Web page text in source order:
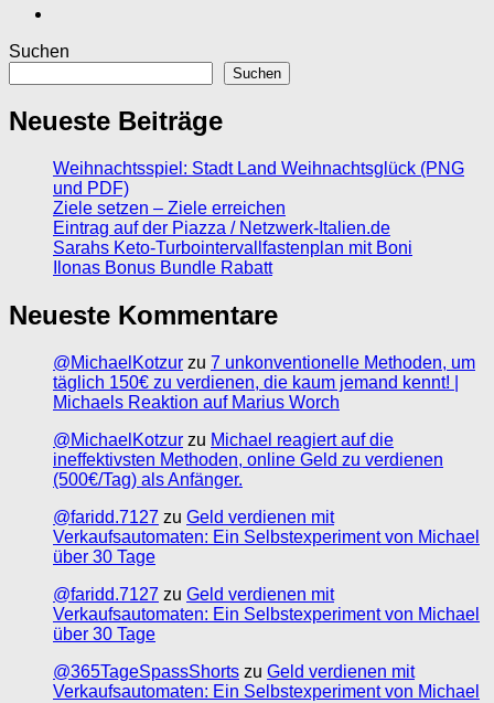
Suchen
Suchen
Neueste Beiträge
Weihnachtsspiel: Stadt Land Weihnachtsglück (PNG
und PDF)
Ziele setzen – Ziele erreichen
Eintrag auf der Piazza / Netzwerk-Italien.de
Sarahs Keto-Turbointervallfastenplan mit Boni
Ilonas Bonus Bundle Rabatt
Neueste Kommentare
@MichaelKotzur zu 7 unkonventionelle Methoden, um
täglich 150€ zu verdienen, die kaum jemand kennt! |
Michaels Reaktion auf Marius Worch
@MichaelKotzur zu Michael reagiert auf die
ineffektivsten Methoden, online Geld zu verdienen
(500€/Tag) als Anfänger.
@faridd.7127 zu Geld verdienen mit
Verkaufsautomaten: Ein Selbstexperiment von Michael
über 30 Tage
@faridd.7127 zu Geld verdienen mit
Verkaufsautomaten: Ein Selbstexperiment von Michael
über 30 Tage
@365TageSpassShorts zu Geld verdienen mit
Verkaufsautomaten: Ein Selbstexperiment von Michael